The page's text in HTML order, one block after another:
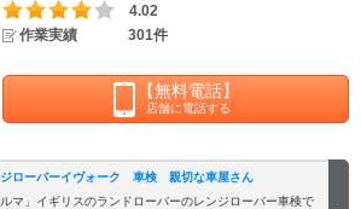
4.02
作業実績
301件
【無料電話】
店舗に電話する
ローバーイヴォーク 車検 親切な車屋さん
ルマ」イギリスのランドローバーのレンジローバー車検で